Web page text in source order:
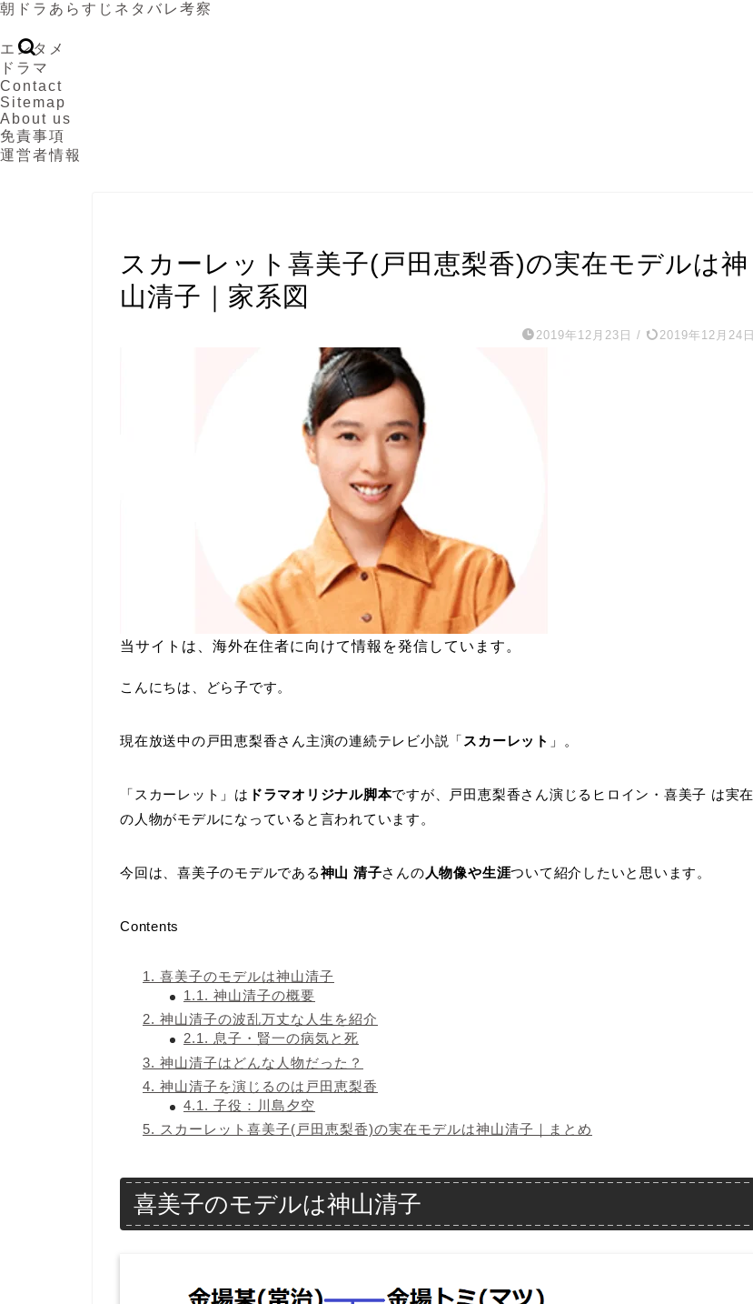
朝ドラあらすじネタバレ考察
エンタメ
ドラマ
Contact
Sitemap
About us
免責事項
運営者情報
スカーレット喜美子(戸田恵梨香)の実在モデルは神
山清子｜家系図
2019年12月23日 / 2019年12月24日
当サイトは、海外在住者に向けて情報を発信しています。
こんにちは、どら子です。
現在放送中の戸田恵梨香さん主演の連続テレビ小説「 スカーレット 」。
「スカーレット」は ドラマオリジナル脚本ですが、戸田恵梨香さん演じるヒロイン・喜美子 は実在
の人物がモデルになっていると言われています。
今回は、喜美子のモデルである神山 清子さんの 人物像や生涯ついて紹介したいと思います。
Contents
1. 喜美子のモデルは神山清子
1.1. 神山清子の概要
2. 神山清子の波乱万丈な人生を紹介
2.1. 息子・賢一の病気と死
3. 神山清子はどんな人物だった？
4. 神山清子を演じるのは戸田恵梨香
4.1. 子役：川島夕空
5. スカーレット喜美子(戸田恵梨香)の実在モデルは神山清子｜まとめ
喜美子のモデルは神山清子